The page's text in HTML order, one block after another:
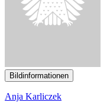
Bildinformationen
Anja Karliczek